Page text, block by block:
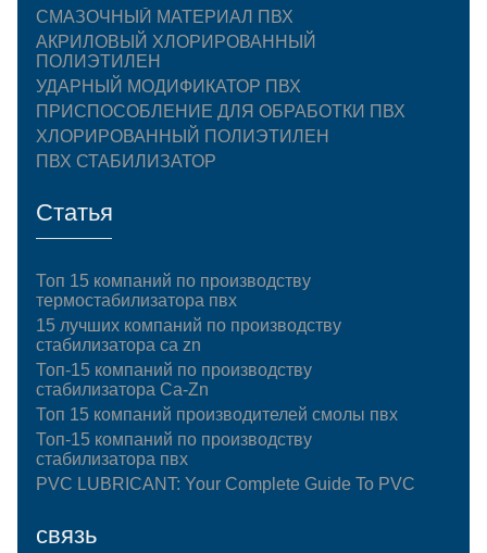
СМАЗОЧНЫЙ МАТЕРИАЛ ПВХ
АКРИЛОВЫЙ ХЛОРИРОВАННЫЙ
ПОЛИЭТИЛЕН
УДАРНЫЙ МОДИФИКАТОР ПВХ
ПРИСПОСОБЛЕНИЕ ДЛЯ ОБРАБОТКИ ПВХ
ХЛОРИРОВАННЫЙ ПОЛИЭТИЛЕН
ПВХ СТАБИЛИЗАТОР
Статья
Топ 15 компаний по производству
термостабилизатора пвх
15 лучших компаний по производству
стабилизатора ca zn
Топ-15 компаний по производству
стабилизатора Ca-Zn
Топ 15 компаний производителей смолы пвх
Топ-15 компаний по производству
стабилизатора пвх
PVC LUBRICANT: Your Complete Guide To PVC
связь